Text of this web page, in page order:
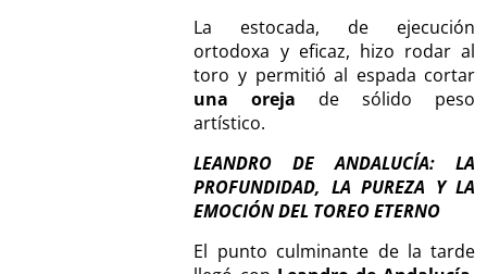
La estocada, de ejecución
ortodoxa y eficaz, hizo rodar al
toro y permitió al espada cortar
una oreja de sólido peso
artístico.
LEANDRO DE ANDALUCÍA: LA
PROFUNDIDAD, LA PUREZA Y LA
EMOCIÓN DEL TOREO ETERNO
El punto culminante de la tarde